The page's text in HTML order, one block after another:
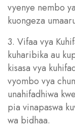
vyenye nembo
kuongeza
3. Vifaa vya
kuharibika au
kisasa vya
vyombo vya
unahifadhiwa
pia vinapaswa
wa bidhaa.